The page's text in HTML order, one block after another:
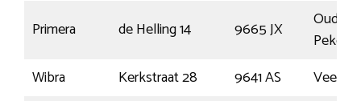
Primera de Helling 14 9665 JX
Oude
Pekela
Wibra
Kerkstraat 28 9641 AS